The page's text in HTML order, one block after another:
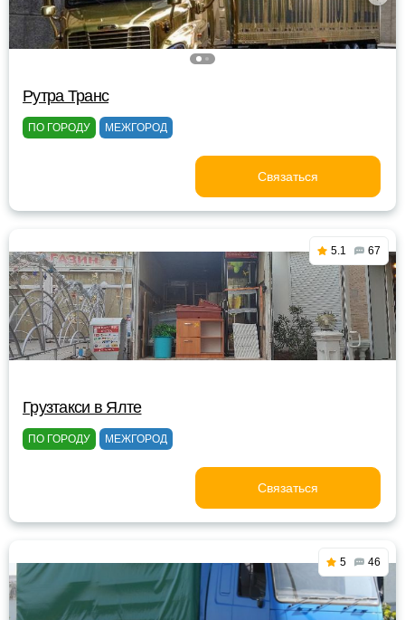
Рутра Транс
ПО ГОРОДУ МЕЖГОРОД
Связаться
5.1 67
Грузтакси в Ялте
ПО ГОРОДУ МЕЖГОРОД
Связаться
5 46